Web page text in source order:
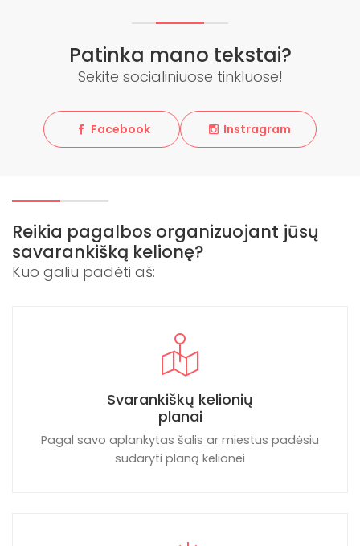
Patinka mano tekstai?
Sekite socialiniuose tinkluose!
Facebook Instragram
Reikia pagalbos organizuojant jūsų
savarankišką kelionę?
Kuo galiu padėti aš:
Svarankiškų kelionių
planai
Pagal savo aplankytas šalis ar miestus padėsiu
sudaryti planą kelionei